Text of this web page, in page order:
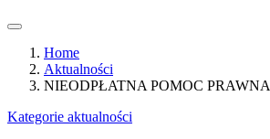
Home
Aktualności
NIEODPŁATNA POMOC PRAWNA
Kategorie aktualności